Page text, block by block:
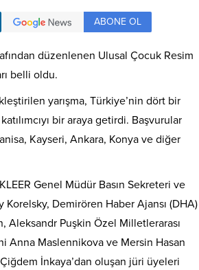
ABONE OL
düzenlenen Ulusal Çocuk Resim
belli oldu.
yarışma, Türkiye’nin dört bir
bir araya getirdi. Başvurular
Kayseri, Ankara, Konya ve diğer
Genel Müdür Basın Sekreteri ve
Demirören Haber Ajansı (DHA)
Aleksandr Puşkin Özel Milletlerarası
Anna Maslennikova ve Mersin Hasan
İnkaya’dan oluşan jüri üyeleri